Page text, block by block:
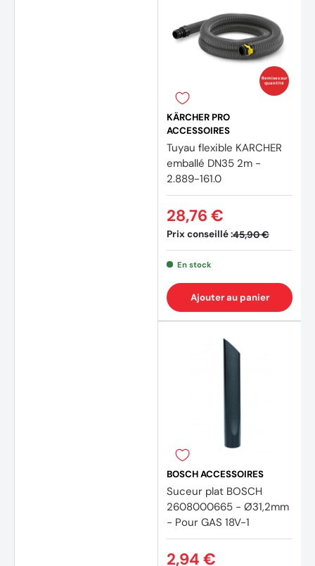
Remises sur
quantité
KÄRCHER PRO
ACCESSOIRES
Tuyau flexible KARCHER
emballé DN35 2m -
2.889-161.0
Prix conseillé :45,90 €
28,76 €
En stock
Ajouter au panier
BOSCH ACCESSOIRES
Suceur plat BOSCH
2608000665 - Ø31,2mm
- Pour GAS 18V-1
2,94 €